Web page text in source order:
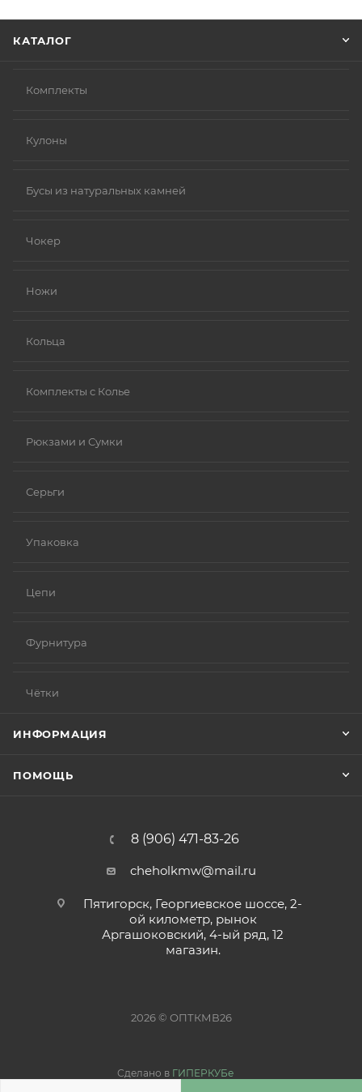
КАТАЛОГ
Комплекты
Кулоны
Бусы из натуральных камней
Чокер
Ножи
Кольца
Комплекты с Колье
Рюкзами и Сумки
Серьги
Упаковка
Цепи
Фурнитура
Чётки
ИНФОРМАЦИЯ
ПОМОЩЬ
8 (906) 471-83-26
cheholkmw@mail.ru
Пятигорск, Георгиевское шоссе, 2-
ой километр, рынок
Аргашоковский, 4-ый ряд, 12
магазин.
2026 © ОПТКМВ26
Сделано в ГИПЕРКУБе